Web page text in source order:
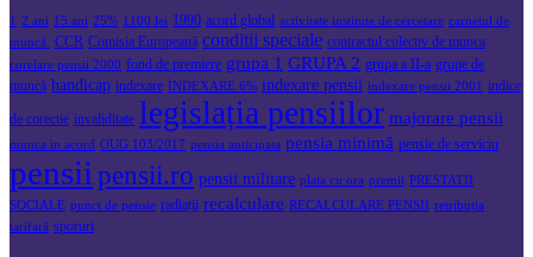
1 2 ani 15 ani 25% 1100 lei 1990 acord global activitate institute de cercetare carnetul de
muncă.
CCR Comisia Europeană conditii speciale contractul colectiv de munca
corelare pensii 2000 fond de premiere grupa 1 GRUPA 2 grupa a II-a grupe de
muncă handicap indexare INDEXARE 6% indexare pensii indexare pensii 2001
indice
de corectie invaliditate legislația pensiilor majorare pensii
munca in acord OUG 103/2017 pensia anticipata pensia minimă pensie de serviciu
pensii pensii.ro pensii militare plata cu ora premii PRESTATII
SOCIALE punct de pensie radiații recalculare RECALCULARE PENSII retribuția
tarifară sporuri